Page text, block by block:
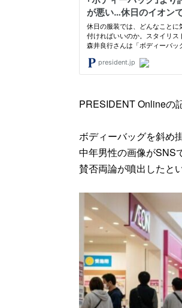
PRESIDENT Onlineの
ボディーバッグを斜め
中年男性の画像がSNS
賛否両論が噴出したと